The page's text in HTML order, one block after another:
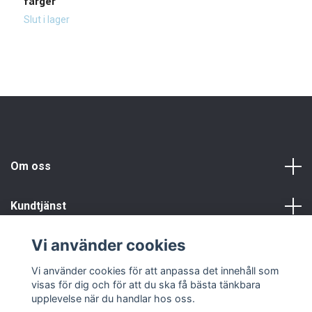
Slut i lager
Om oss
Kundtjänst
Vi använder cookies
Vi använder cookies för att anpassa det innehåll som
visas för dig och för att du ska få bästa tänkbara
upplevelse när du handlar hos oss.